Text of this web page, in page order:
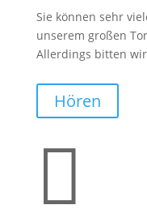
Sie können sehr
unserem großen
Allerdings bitten
Hören
